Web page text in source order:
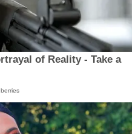
of Reality - Take a